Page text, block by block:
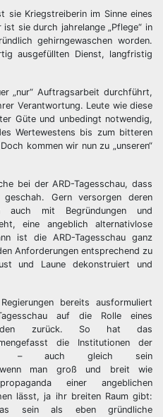
Kriegstreiberin im Sinne eines
sie durch jahrelange „Pflege“ in
gehirngewaschen worden.
ausgefüllten Dienst, langfristig
„nur“ Auftragsarbeit durchführt,
Verantwortung. Leute wie diese
Güte und unbedingt notwendig,
Wertewestens bis zum bitteren
kommen wir nun zu „unseren“
bei der ARD-Tagesschau, dass
Gern versorgen deren
auch mit Begründungen und
eine angeblich alternativlose
ist die ARD-Tagesschau ganz
Anforderungen entsprechend zu
und Laune dekonstruiert und
bereits ausformuliert
auf die Rolle eines
zurück. So hat das
die Institutionen der
– auch gleich sein
wenn man groß und breit wie
einer angeblichen
lässt, ja ihr breiten Raum gibt:
sein als eben gründliche